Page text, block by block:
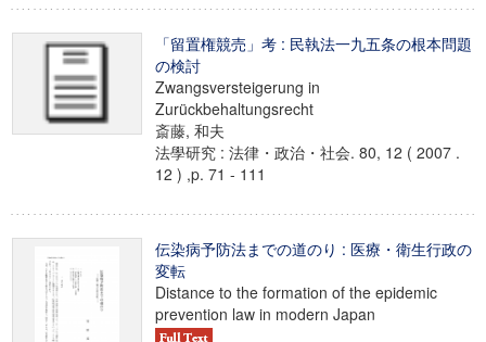
「留置権競売」考 : 民執法一九五条の根本問題
の検討
Zwangsversteigerung in
Zurückbehaltungsrecht
斎藤, 和夫
法學研究 : 法律・政治・社会. 80, 12 ( 2007 .
12 ) ,p. 71 - 111
伝染病予防法までの道のり : 医療・衛生行政の
変転
Distance to the formation of the epidemic
prevention law in modern Japan